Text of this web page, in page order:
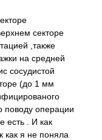
секторе
,также
на средней
сосудистой
(до 1 мм
поводу операции
есть . И как
как я не поняла